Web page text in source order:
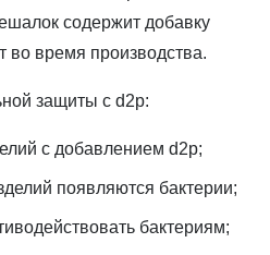
содержит добавку
во время производства.
защиты с d2p:
с добавлением d2p;
появляются бактерии;
бактериям;